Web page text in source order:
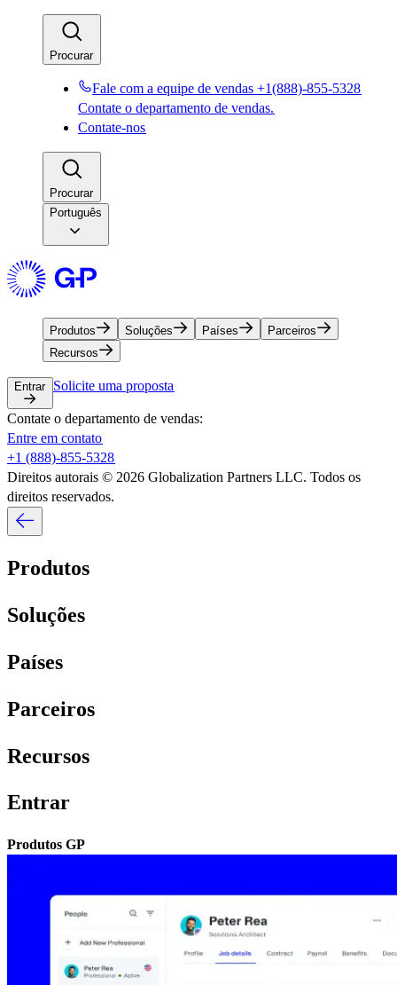
Procurar​​
Fale com a equipe de vendas +1(888)-855-5328​​
Contate o departamento de vendas.​​
Contate-nos​​
Procurar​​
Português
Produtos​​ Soluções​​ Países​​
Parceiros​​
Recursos​​
Entrar​​ Solicite uma proposta​​
Contate o departamento de vendas:​​
Entre em contato​​
+1 (888)-855-5328​​
Direitos autorais © 2026 Globalization Partners LLC. Todos os
direitos reservados.​​
Produtos​​
Soluções​​
Países​​
Parceiros​​
Recursos​​
Entrar​​
Produtos GP​​